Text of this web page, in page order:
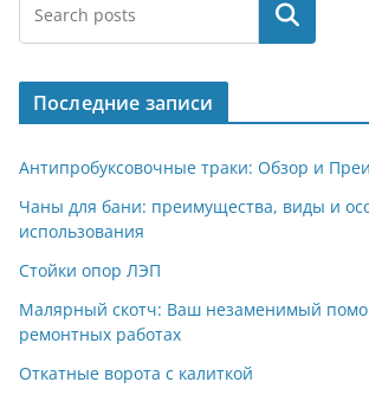
Поиск
Последние записи
Антипробуксовочные траки: Обзор и
Чаны для бани: преимущества, виды и
использования
Стойки опор ЛЭП
Малярный скотч: Ваш незаменимый
ремонтных работах
Откатные ворота с калиткой